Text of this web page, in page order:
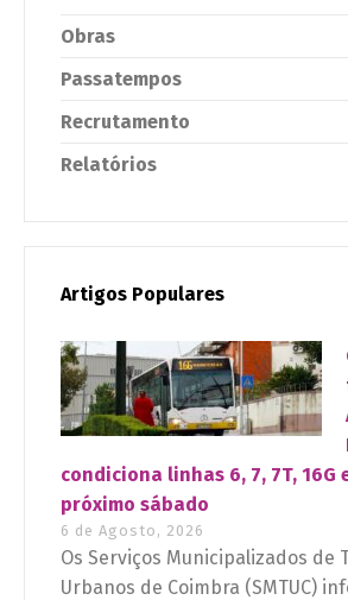
Obras
Passatempos
Recrutamento
Relatórios
Artigos Populares
condiciona linhas 6, 7, 7T, 16G
próximo sábado
6 de Agosto, 2026
Os Serviços Municipalizados de
Urbanos de Coimbra (SMTUC)